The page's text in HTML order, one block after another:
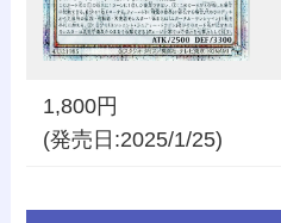
1,800円
(発売日:2025/1/25)